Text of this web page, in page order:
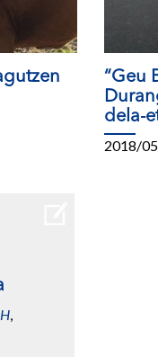
“Geu
dela-
2018/